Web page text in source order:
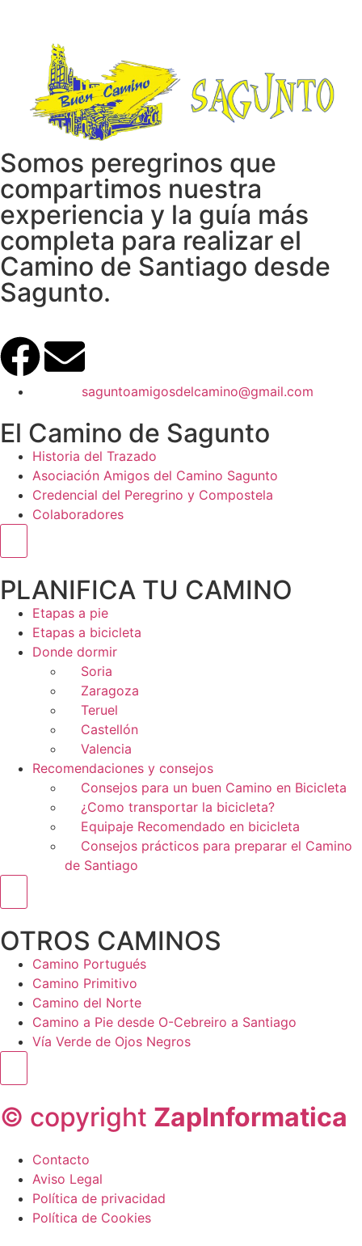
Somos peregrinos que
compartimos nuestra
experiencia y la guía más
completa para realizar el
Camino de Santiago desde
Sagunto.
saguntoamigosdelcamino@gmail.com
El Camino de Sagunto
Historia del Trazado
Asociación Amigos del Camino Sagunto
Credencial del Peregrino y Compostela
Colaboradores
PLANIFICA TU CAMINO
Etapas a pie
Etapas a bicicleta
Donde dormir
Soria
Zaragoza
Teruel
Castellón
Valencia
Recomendaciones y consejos
Consejos para un buen Camino en Bicicleta
¿Como transportar la bicicleta?
Equipaje Recomendado en bicicleta
Consejos prácticos para preparar el Camino
de Santiago
OTROS CAMINOS
Camino Portugués
Camino Primitivo
Camino del Norte
Camino a Pie desde O-Cebreiro a Santiago
Vía Verde de Ojos Negros
© copyright ZapInformatica
Contacto
Aviso Legal
Política de privacidad
Política de Cookies